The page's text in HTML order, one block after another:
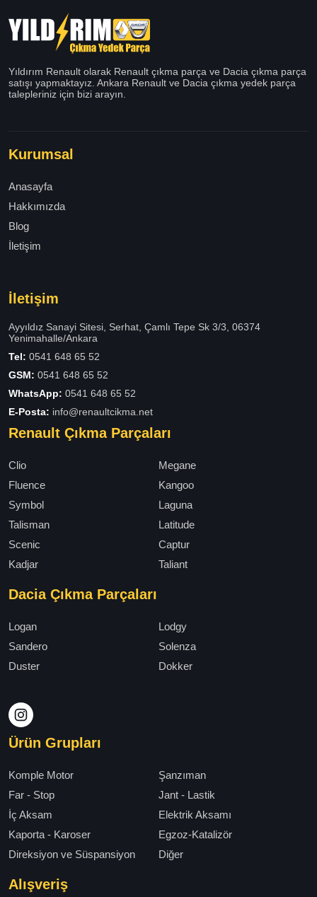
Yıldırım Renault olarak Renault çıkma parça ve Dacia çıkma parça
satışı yapmaktayız. Ankara Renault ve Dacia çıkma yedek parça
talepleriniz için bizi arayın.
Kurumsal
Anasayfa
Hakkımızda
Blog
İletişim
İletişim
Ayyıldız Sanayi Sitesi, Serhat, Çamlı Tepe Sk 3/3, 06374
Yenimahalle/Ankara
Tel: 0541 648 65 52
GSM: 0541 648 65 52
WhatsApp: 0541 648 65 52
E-Posta: info@renaultcikma.net
Renault Çıkma Parçaları
Clio
Megane
Fluence
Kangoo
Symbol
Laguna
Talisman
Latitude
Scenic
Captur
Kadjar
Taliant
Dacia Çıkma Parçaları
Logan
Lodgy
Sandero
Solenza
Duster
Dokker
Ürün Grupları
Komple Motor
Şanzıman
Far - Stop
Jant - Lastik
İç Aksam
Elektrik Aksamı
Kaporta - Karoser
Egzoz-Katalizör
Direksiyon ve Süspansiyon
Diğer
Alışveriş